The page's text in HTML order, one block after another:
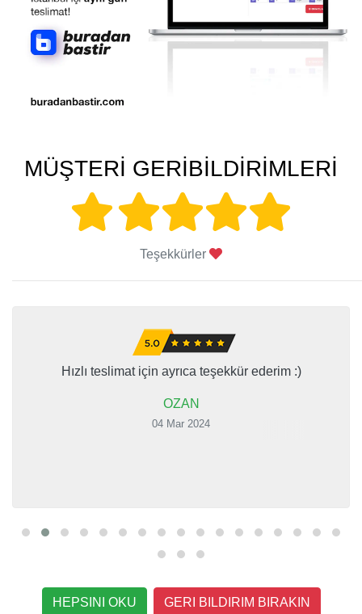
MÜŞTERİ GERİBİLDİRİMLERİ
Teşekkürler
Hızlı teslimat için ayrıca teşekkür ederim :)
OZAN
04 Mar 2024
HEPSINI OKU GERI BILDIRIM BIRAKIN